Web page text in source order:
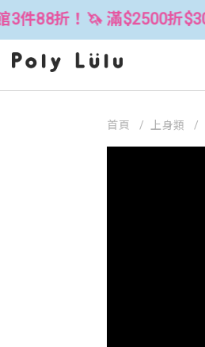
滿$2500折$300 (可累折）
首頁 上身類